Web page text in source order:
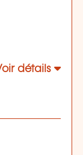
détails